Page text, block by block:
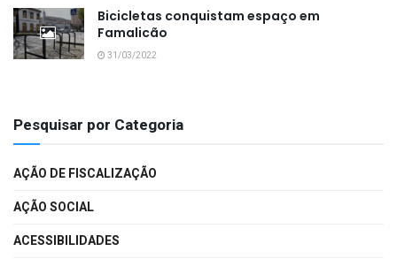
Bicicletas conquistam espaço em
Famalicão
31/03/2022
Pesquisar por Categoria
AÇÃO DE FISCALIZAÇÃO
AÇÃO SOCIAL
ACESSIBILIDADES